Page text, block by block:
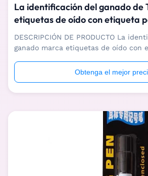
La identificación del ganado de
etiquetas de oído con etiqueta
de las ovejas y de la cabra
DESCRIPCIÓN DE PRODUCTO La
ganado marca etiquetas de oído con
identificación del ganado marca
personalizadas y las etiquetas de oído
Obtenga el mejor